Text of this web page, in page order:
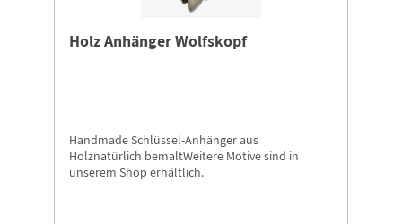
Holz Anhänger Wolfskopf
Handmade Schlüssel-Anhänger aus
Holznatürlich bemaltWeitere Motive sind in
unserem Shop erhältlich.